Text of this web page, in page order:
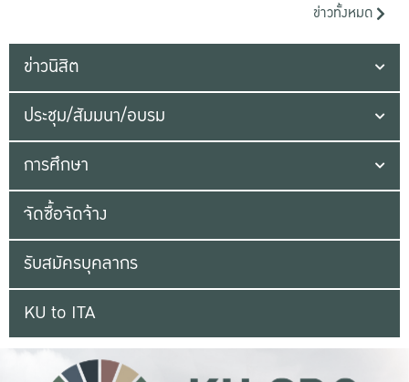
ข่าวทั้งหมด
ข่าวนิสิต
ประชุม/สัมมนา/อบรม
การศึกษา
จัดซื้อจัดจ้าง
รับสมัครบุคลากร
KU to ITA